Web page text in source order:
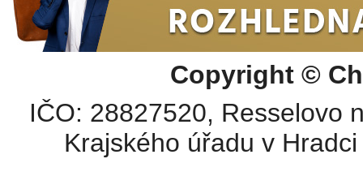
Copyright ©
IČO: 28827520, Resselovo
Krajského úřadu v